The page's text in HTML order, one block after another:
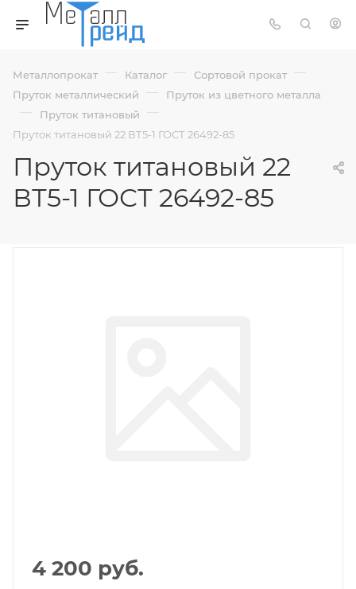
Металлопрокат — Каталог — Сортовой прокат —
Пруток металлический — Пруток из цветного металла
— Пруток титановый —
Пруток титановый 22 ВТ5-1 ГОСТ 26492-85
Пруток титановый 22
ВТ5-1 ГОСТ 26492-85
4 200 руб.